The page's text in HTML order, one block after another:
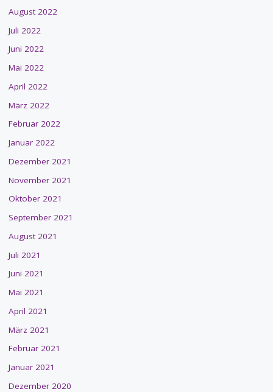
August 2022
Juli 2022
Juni 2022
Mai 2022
April 2022
März 2022
Februar 2022
Januar 2022
Dezember 2021
November 2021
Oktober 2021
September 2021
August 2021
Juli 2021
Juni 2021
Mai 2021
April 2021
März 2021
Februar 2021
Januar 2021
Dezember 2020